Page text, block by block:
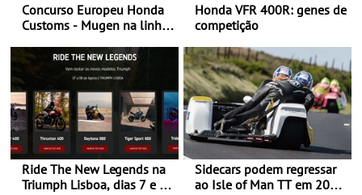
Concurso Europeu Honda
Customs - Mugen na linha
ganhar
Honda VFR 400R: genes de
competição
Ride The New Legends na
Triumph Lisboa, dias 7 e 8
Sidecars podem regressar
ao Isle of Man TT em 2027